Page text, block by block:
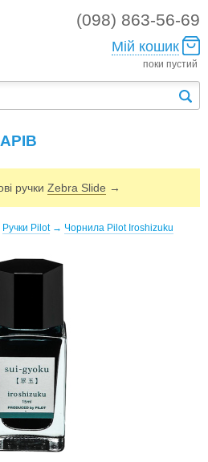
(098) 863-56-69
Мій кошик
поки пустий
ручки Zebra Slide →
Ручки Pilot → Чорнила Pilot Iroshizuku